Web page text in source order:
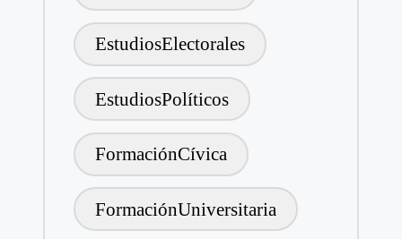
EstudiosElectorales
EstudiosPolíticos
FormaciónCívica
FormaciónUniversitaria